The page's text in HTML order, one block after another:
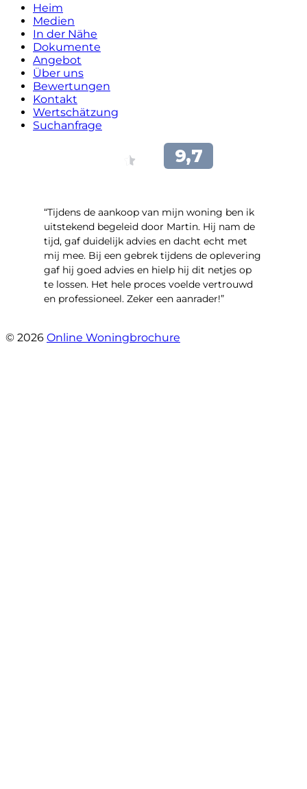
Heim
Medien
In der Nähe
Dokumente
Angebot
Über uns
Bewertungen
Kontakt
Wertschätzung
Suchanfrage
“Tijdens de aankoop van mijn woning ben ik
uitstekend begeleid door Martin. Hij nam de
tijd, gaf duidelijk advies en dacht echt met
mij mee. Bij een gebrek tijdens de oplevering
gaf hij goed advies en hielp hij dit netjes op
te lossen. Het hele proces voelde vertrouwd
en professioneel. Zeker een aanrader!”
© 2026 Online Woningbrochure